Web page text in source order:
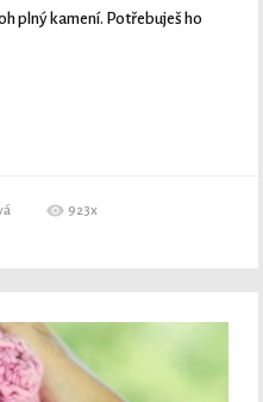
plný kamení. Potřebuješ ho
923x